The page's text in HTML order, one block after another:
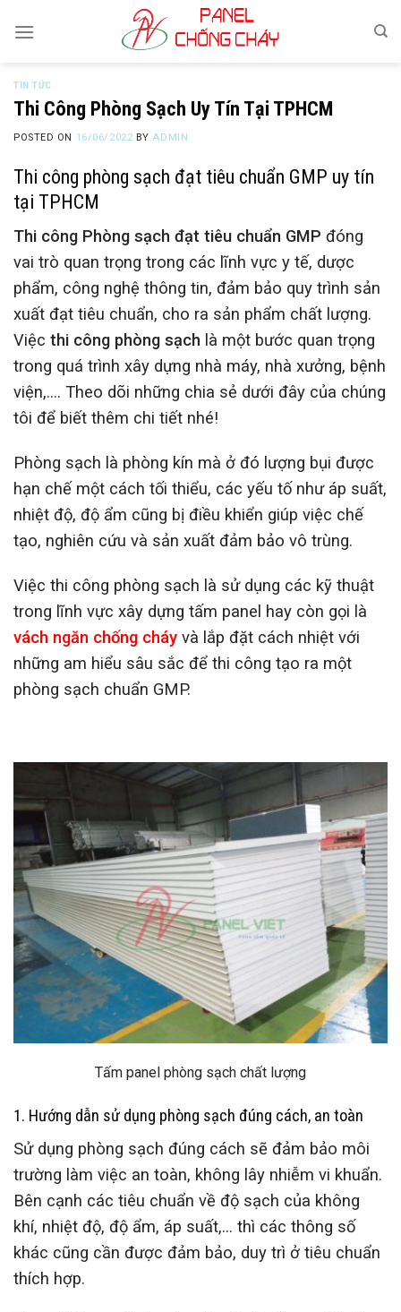
TIN TỨC
Thi Công Phòng Sạch Uy Tín Tại TPHCM
POSTED ON 16/06/2022 BY ADMIN
Thi công phòng sạch đạt tiêu chuẩn GMP uy tín
tại TPHCM
Thi công Phòng sạch đạt tiêu chuẩn GMP đóng
vai trò quan trọng trong các lĩnh vực y tế, dược
phẩm, công nghệ thông tin, đảm bảo quy trình sản
xuất đạt tiêu chuẩn, cho ra sản phẩm chất lượng.
Việc thi công phòng sạch là một bước quan trọng
trong quá trình xây dựng nhà máy, nhà xưởng, bệnh
viện,…. Theo dõi những chia sẻ dưới đây của chúng
tôi để biết thêm chi tiết nhé!
Phòng sạch là phòng kín mà ở đó lượng bụi được
hạn chế một cách tối thiểu, các yếu tố như áp suất,
nhiệt độ, độ ẩm cũng bị điều khiển giúp việc chế
tạo, nghiên cứu và sản xuất đảm bảo vô trùng.
Việc thi công phòng sạch là sử dụng các kỹ thuật
trong lĩnh vực xây dựng tấm panel hay còn gọi là
vách ngăn chống cháy và lắp đặt cách nhiệt với
những am hiểu sâu sắc để thi công tạo ra một
phòng sạch chuẩn GMP.
Tấm panel phòng sạch chất lượng
1. Hướng dẫn sử dụng phòng sạch đúng cách, an toàn
Sử dụng phòng sạch đúng cách sẽ đảm bảo môi
trường làm việc an toàn, không lây nhiễm vi khuẩn.
Bên cạnh các tiêu chuẩn về độ sạch của không
khí, nhiệt độ, độ ẩm, áp suất,… thì các thông số
khác cũng cần được đảm bảo, duy trì ở tiêu chuẩn
thích hợp.